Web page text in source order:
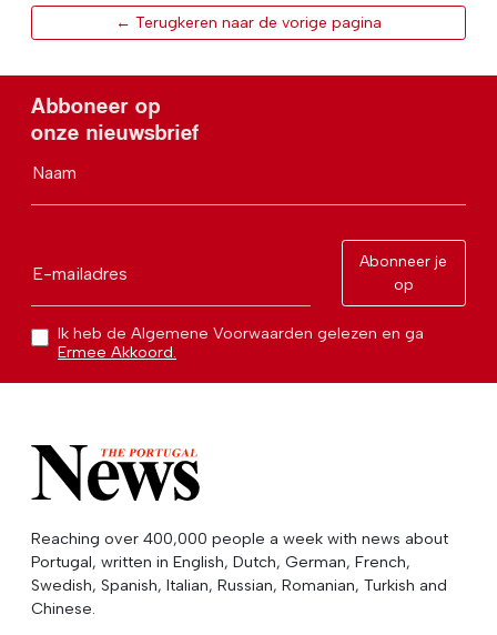
← Terugkeren naar de vorige pagina
Abboneer op
onze nieuwsbrief
Naam
E-mailadres
Abonneer je
op
Ik heb de Algemene Voorwaarden gelezen en ga
Ermee Akkoord.
Reaching over 400,000 people a week with news about
Portugal, written in English, Dutch, German, French,
Swedish, Spanish, Italian, Russian, Romanian, Turkish and
Chinese.